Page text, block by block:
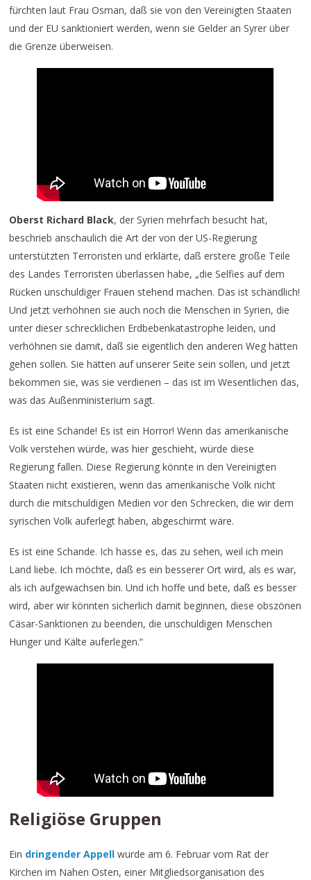
fürchten laut Frau Osman, daß sie von den Vereinigten Staaten
und der EU sanktioniert werden, wenn sie Gelder an Syrer über
die Grenze überweisen.
Oberst Richard Black, der Syrien mehrfach besucht hat,
beschrieb anschaulich die Art der von der US-Regierung
unterstützten Terroristen und erklärte, daß erstere große Teile
des Landes Terroristen überlassen habe, „die Selfies auf dem
Rücken unschuldiger Frauen stehend machen. Das ist schändlich!
Und jetzt verhöhnen sie auch noch die Menschen in Syrien, die
unter dieser schrecklichen Erdbebenkatastrophe leiden, und
verhöhnen sie damit, daß sie eigentlich den anderen Weg hätten
gehen sollen. Sie hätten auf unserer Seite sein sollen, und jetzt
bekommen sie, was sie verdienen – das ist im Wesentlichen das,
was das Außenministerium sagt.
Es ist eine Schande! Es ist ein Horror! Wenn das amerikanische
Volk verstehen würde, was hier geschieht, würde diese
Regierung fallen. Diese Regierung könnte in den Vereinigten
Staaten nicht existieren, wenn das amerikanische Volk nicht
durch die mitschuldigen Medien vor den Schrecken, die wir dem
syrischen Volk auferlegt haben, abgeschirmt wäre.
Es ist eine Schande. Ich hasse es, das zu sehen, weil ich mein
Land liebe. Ich möchte, daß es ein besserer Ort wird, als es war,
als ich aufgewachsen bin. Und ich hoffe und bete, daß es besser
wird, aber wir könnten sicherlich damit beginnen, diese obszönen
Cäsar-Sanktionen zu beenden, die unschuldigen Menschen
Hunger und Kälte auferlegen.“
Religiöse Gruppen
Ein dringender Appell wurde am 6. Februar vom Rat der
Kirchen im Nahen Osten, einer Mitgliedsorganisation des